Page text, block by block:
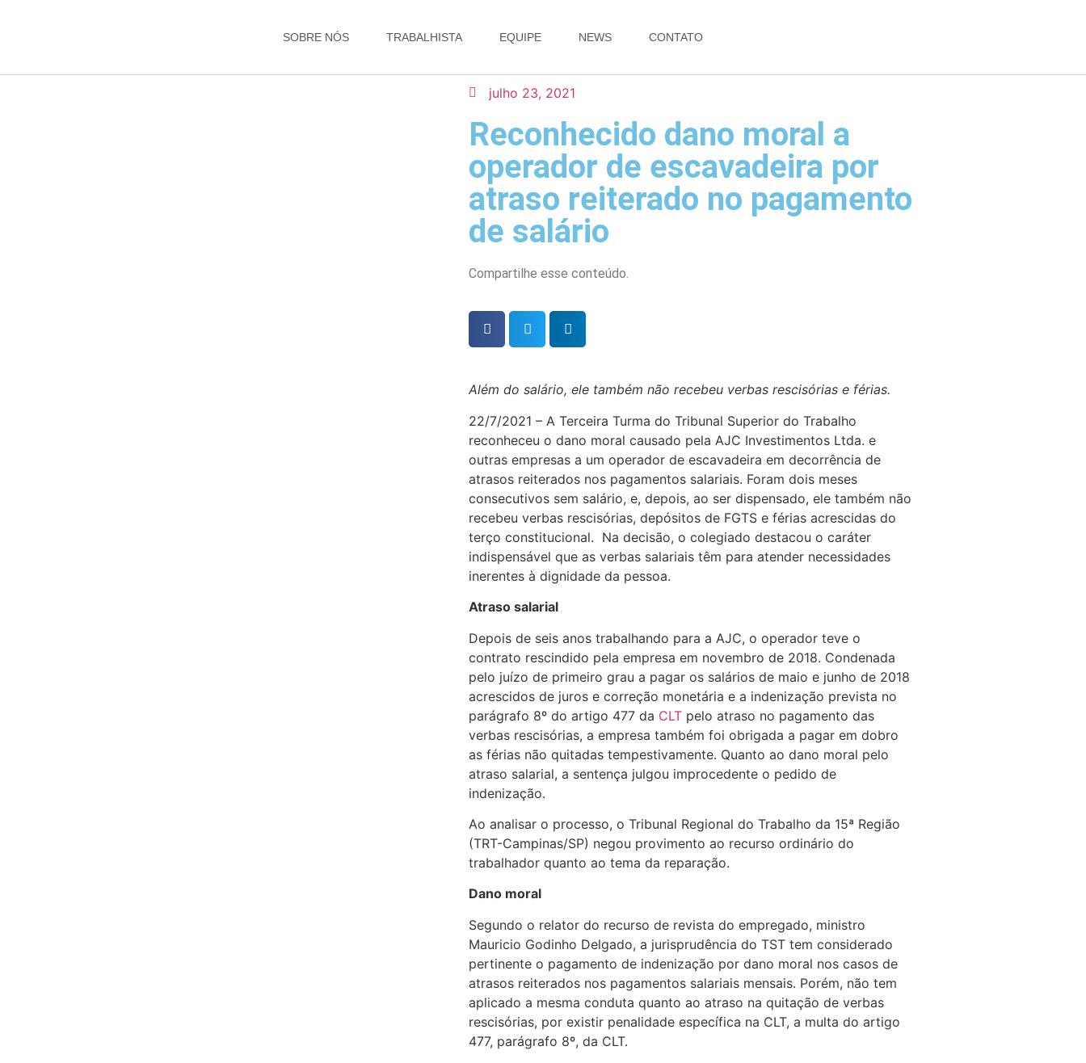
SOBRE NÓS TRABALHISTA EQUIPE NEWS CONTATO
julho 23, 2021
Reconhecido dano moral a
operador de escavadeira por
atraso reiterado no pagamento
de salário
Compartilhe esse conteúdo.
Além do salário, ele também não recebeu verbas rescisórias e férias.
22/7/2021 – A Terceira Turma do Tribunal Superior do Trabalho
reconheceu o dano moral causado pela AJC Investimentos Ltda. e
outras empresas a um operador de escavadeira em decorrência de
atrasos reiterados nos pagamentos salariais. Foram dois meses
consecutivos sem salário, e, depois, ao ser dispensado, ele também não
recebeu verbas rescisórias, depósitos de FGTS e férias acrescidas do
terço constitucional. Na decisão, o colegiado destacou o caráter
indispensável que as verbas salariais têm para atender necessidades
inerentes à dignidade da pessoa.
Atraso salarial
Depois de seis anos trabalhando para a AJC, o operador teve o
contrato rescindido pela empresa em novembro de 2018. Condenada
pelo juízo de primeiro grau a pagar os salários de maio e junho de 2018
acrescidos de juros e correção monetária e a indenização prevista no
parágrafo 8º do artigo 477 da CLT pelo atraso no pagamento das
verbas rescisórias, a empresa também foi obrigada a pagar em dobro
as férias não quitadas tempestivamente. Quanto ao dano moral pelo
atraso salarial, a sentença julgou improcedente o pedido de
indenização.
Ao analisar o processo, o Tribunal Regional do Trabalho da 15ª Região
(TRT-Campinas/SP) negou provimento ao recurso ordinário do
trabalhador quanto ao tema da reparação.
Dano moral
Segundo o relator do recurso de revista do empregado, ministro
Mauricio Godinho Delgado, a jurisprudência do TST tem considerado
pertinente o pagamento de indenização por dano moral nos casos de
atrasos reiterados nos pagamentos salariais mensais. Porém, não tem
aplicado a mesma conduta quanto ao atraso na quitação de verbas
rescisórias, por existir penalidade específica na CLT, a multa do artigo
477, parágrafo 8º, da CLT.